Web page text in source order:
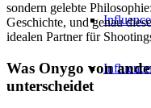
sondern gelebte
Geschichte, und genau
idealen Partner für
Was Onygo von
unterscheidet